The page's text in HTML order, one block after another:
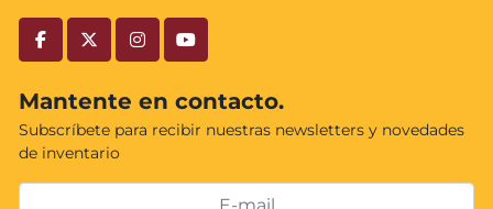
facebooktwitterinstagramyoutube
Mantente en contacto.
Subscríbete para recibir nuestras newsletters y novedades
de inventario